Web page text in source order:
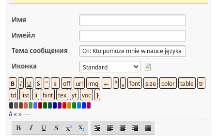
Имя
Имейл
Тема сообщения
Иконка
á« »—